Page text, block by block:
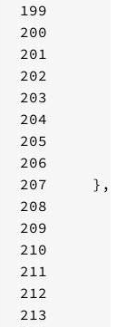
199
200
201
202
203
204
205
206
207
208
209
210
211
212
213